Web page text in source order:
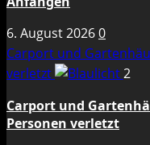
6. August 20260
Carport und
verletzt
2
Carport und
Personen verletzt